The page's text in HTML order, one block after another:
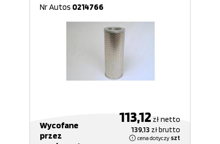
Nr Autos 0214766
Wycofane
przez
113,12 złnetto
139,13 złbrutto
cena dotyczy szt